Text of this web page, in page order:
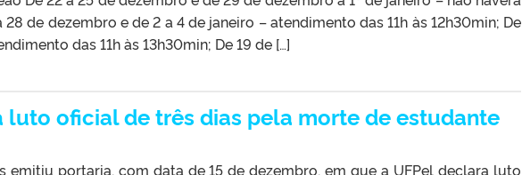
de dezembro e de 2 a 4 de janeiro – atendimento das 11h às 12h30min; De
das 11h às 13h30min; De 19 de […]
luto oficial de três dias pela morte de estudante
emitiu portaria, com data de 15 de dezembro, em que a UFPel declara luto